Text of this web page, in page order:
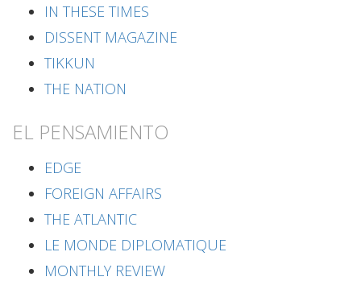
IN THESE TIMES
DISSENT MAGAZINE
TIKKUN
THE NATION
EL PENSAMIENTO
EDGE
FOREIGN AFFAIRS
THE ATLANTIC
LE MONDE DIPLOMATIQUE
MONTHLY REVIEW